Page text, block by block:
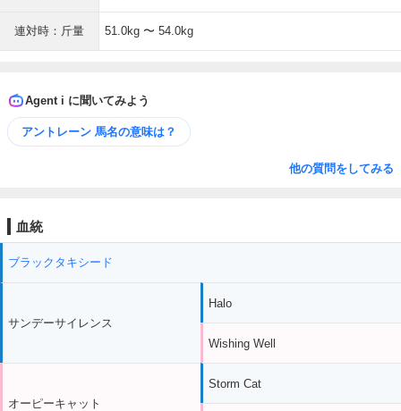
連対時：斤量 51.0kg 〜 54.0kg
Agent i に聞いてみよう
アントレーン 馬名の意味は？
他の質問をしてみる
血統
ブラックタキシード
サンデーサイレンス
オーピーキャット
Halo
Wishing Well
Storm Cat